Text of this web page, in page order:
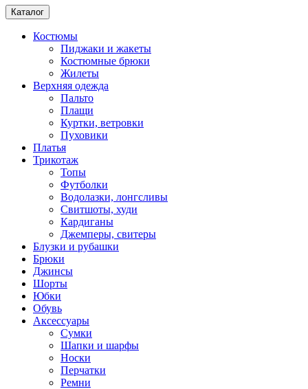
Каталог
Костюмы
Пиджаки и жакеты
Костюмные брюки
Жилеты
Верхняя одежда
Пальто
Плащи
Куртки, ветровки
Пуховики
Платья
Трикотаж
Топы
Футболки
Водолазки, лонгсливы
Свитшоты, худи
Кардиганы
Джемперы, свитеры
Блузки и рубашки
Брюки
Джинсы
Шорты
Юбки
Обувь
Аксессуары
Сумки
Шапки и шарфы
Носки
Перчатки
Ремни